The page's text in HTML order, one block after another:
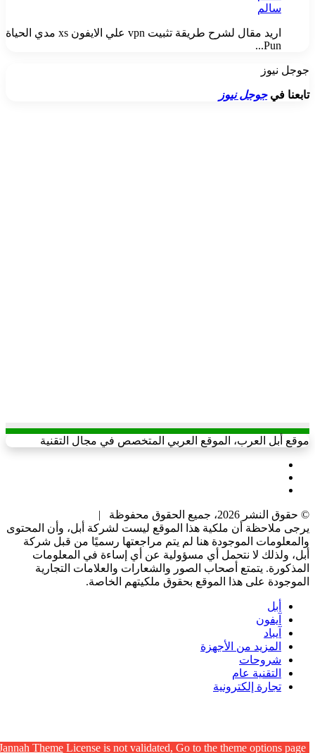
ThemeLicense is not validated, Go to the theme options page
سالم
اريد مقال لشرح طريقة تثبيت vpn علي الايفون xs مدي الحياة
Pun...
جوجل نيوز
تابعنا فيجوجل نيوز
موقع أبل العرب، الموقع العربي المتخصص في مجال التقنية
© حقوق النشر 2026، جميع الحقوق محفوظة |
يرجى ملاحظة أن ملكية هذا الموقع ليست لشركة أبل، وأن المحتوى
والمعلومات الموجودة هنا لم يتم مراجعتها رسميًا من قبل شركة
أبل، ولذلك لا نتحمل أي مسؤولية عن أي إساءة في المعلومات
المذكورة. يتمتع أصحاب الصور والشعارات والعلامات التجارية
الموجودة على هذا الموقع بحقوق ملكيتهم الخاصة.
أبل
آيفون
آيباد
المزيد من الأجهزة
شروحات
التقنية عام
تجارة إلكترونية
الأعلى